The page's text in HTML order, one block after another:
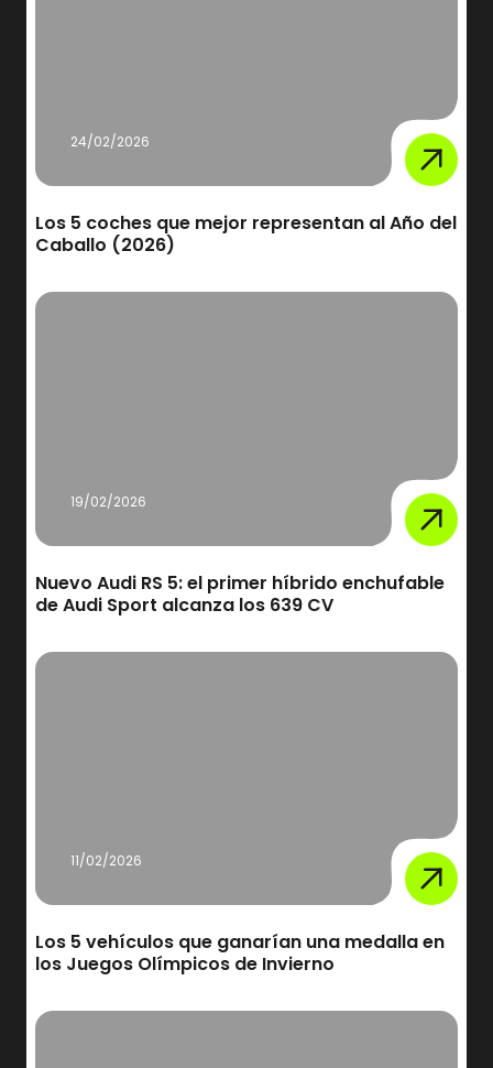
24/02/2026
Los 5 coches que mejor representan al Año del
Caballo (2026)
19/02/2026
Nuevo Audi RS 5: el primer híbrido enchufable
de Audi Sport alcanza los 639 CV
11/02/2026
Los 5 vehículos que ganarían una medalla en
los Juegos Olímpicos de Invierno